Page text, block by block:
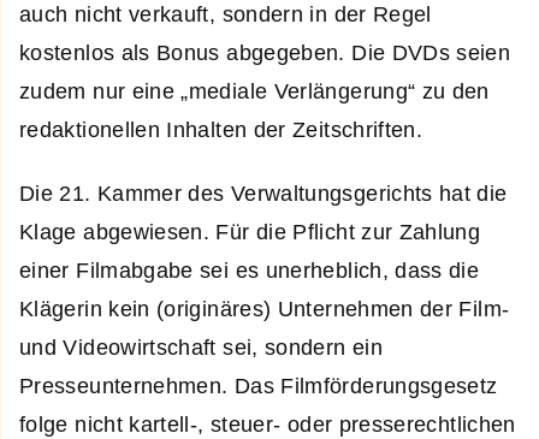
auch nicht verkauft, sondern in der Regel
kostenlos als Bonus abgegeben. Die DVDs seien
zudem nur eine „mediale Verlängerung“ zu den
redaktionellen Inhalten der Zeitschriften.
Die 21. Kammer des Verwaltungsgerichts hat die
Klage abgewiesen. Für die Pflicht zur Zahlung
einer Filmabgabe sei es unerheblich, dass die
Klägerin kein (originäres) Unternehmen der Film-
und Videowirtschaft sei, sondern ein
Presseunternehmen. Das Filmförderungsgesetz
folge nicht kartell-, steuer- oder presserechtlichen